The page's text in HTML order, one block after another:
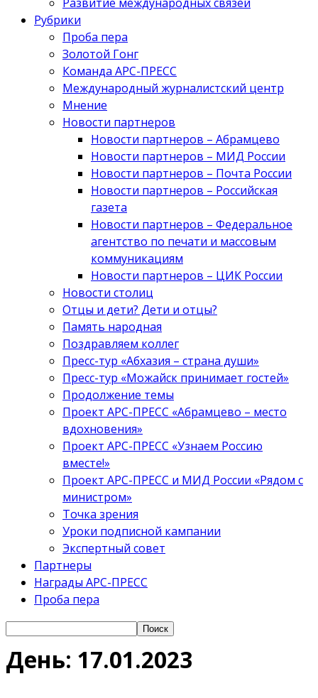
Рубрики
Проба пера
Золотой Гонг
Команда АРС-ПРЕСС
Международный журналистский центр
Мнение
Новости партнеров
Новости партнеров – Абрамцево
Новости партнеров – МИД России
Новости партнеров – Почта России
Новости партнеров – Российская
газета
Новости партнеров – Федеральное
агентство по печати и массовым
коммуникациям
Новости партнеров – ЦИК России
Новости столиц
Отцы и дети? Дети и отцы?
Память народная
Поздравляем коллег
Пресс-тур «Абхазия – страна души»
Пресс-тур «Можайск принимает гостей»
Продолжение темы
Проект АРС-ПРЕСС «Абрамцево – место
вдохновения»
Проект АРС-ПРЕСС «Узнаем Россию
вместе!»
Проект АРС-ПРЕСС и МИД России «Рядом с
министром»
Точка зрения
Уроки подписной кампании
Экспертный совет
Партнеры
Награды АРС-ПРЕСС
Проба пера
День: 17.01.2023